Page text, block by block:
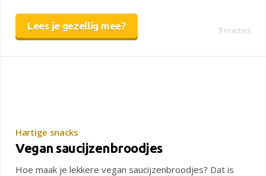
Lees je gezellig mee? 7 reacties
Hartige snacks
Vegan saucijzenbroodjes
Hoe maak je lekkere vegan saucijzenbroodjes? Dat is